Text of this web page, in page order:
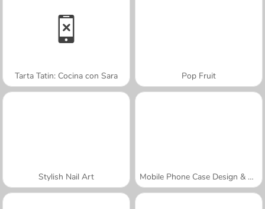
Tarta Tatin: Cocina con Sara Pop Fruit
Stylish Nail Art Mobile Phone Case Design & DIY